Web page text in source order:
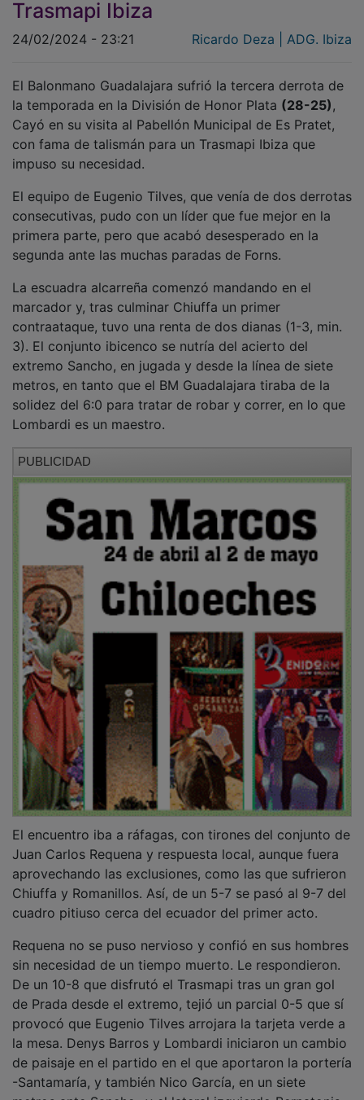
24/02/2024 - 23:21 Ricardo Deza | ADG. Ibiza
la temporada en la División de Honor Plata(28-25),
Cayó en su visita al Pabellón Municipal de Es Pratet,
con fama de talismán para un Trasmapi Ibiza que
impuso su necesidad.
consecutivas, pudo con un líder que fue mejor en la
primera parte, pero que acabó desesperado en la
segunda ante las muchas paradas de Forns.
marcador y, tras culminar Chiuffa un primer
contraataque, tuvo una renta de dos dianas (1-3, min.
3). El conjunto ibicenco se nutría del acierto del
extremo Sancho, en jugada y desde la línea de siete
metros, en tanto que el BM Guadalajara tiraba de la
solidez del 6:0 para tratar de robar y correr, en lo que
Lombardi es un maestro.
Juan Carlos Requena y respuesta local, aunque fuera
aprovechando las exclusiones, como las que sufrieron
Chiuffa y Romanillos. Así, de un 5-7 se pasó al 9-7 del
cuadro pitiuso cerca del ecuador del primer acto.
sin necesidad de un tiempo muerto. Le respondieron.
De un 10-8 que disfrutó el Trasmapi tras un gran gol
de Prada desde el extremo, tejió un parcial 0-5 que sí
provocó que Eugenio Tilves arrojara la tarjeta verde a
la mesa. Denys Barros y Lombardi iniciaron un cambio
de paisaje en el partido en el que aportaron la portería
-Santamaría, y también Nico García, en un siete
metros ante Sancho- y el lateral izquierdo Bernatonis.